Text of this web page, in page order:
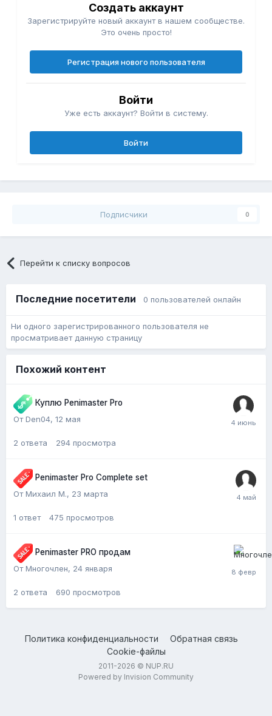
Создать аккаунт
Зарегистрируйте новый аккаунт в нашем сообществе.
Это очень просто!
Регистрация нового пользователя
Войти
Уже есть аккаунт? Войти в систему.
Войти
Подписчики 0
Перейти к списку вопросов
Последние посетители 0 пользователей онлайн
Ни одного зарегистрированного пользователя не
просматривает данную страницу
Похожий контент
Куплю Penimaster Pro
От Den04, 12 мая
2 ответа 294 просмотра
Penimaster Pro Complete set
От Михаил М., 23 марта
1 ответ 475 просмотров
Penimaster PRO продам
От Многочлен, 24 января
2 ответа 690 просмотров
Политика конфиденциальности
Обратная связь
Cookie-файлы
2011-2026 © NUP.RU
Powered by Invision Community